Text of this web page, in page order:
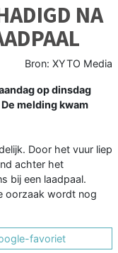
NA
Bron: XYTO Media
op dinsdag
melding kwam
Door het vuur liep
achter het
bij een laadpaal.
oorzaak wordt nog
favoriet